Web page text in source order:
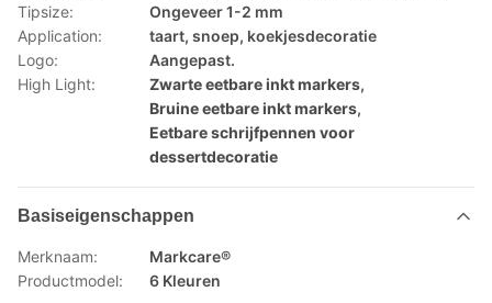
Tipsize:
Ongeveer 1-2 mm
Application:
taart, snoep, koekjesdecoratie
Logo:
Aangepast.
High Light:
Zwarte eetbare inkt markers,
Bruine eetbare inkt markers,
Eetbare schrijfpennen voor
dessertdecoratie
Basiseigenschappen
Merknaam:
Markcare®
Productmodel:
6 Kleuren